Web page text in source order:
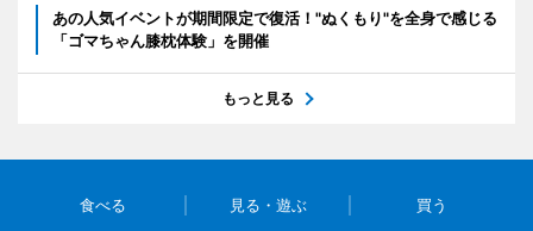
あの人気イベントが期間限定で復活！"ぬくもり"を全身で感じる
「ゴマちゃん膝枕体験」を開催
もっと見る
食べる 見る・遊ぶ 買う